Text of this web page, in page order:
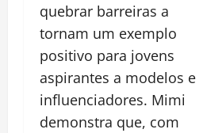
quebrar barreiras a
tornam um exemplo
positivo para jovens
aspirantes a modelos e
influenciadores. Mimi
demonstra que, com